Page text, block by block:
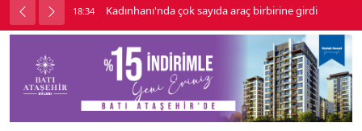
soygun 18:34 Kadınhanı'nda çok sayıda araç birbirine girdi